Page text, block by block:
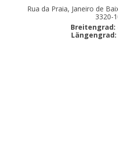
Rua da Praia, Janeiro de
3320-
Breitengrad:
Längengrad: